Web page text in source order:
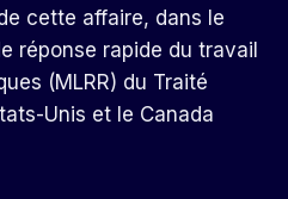
cette affaire, dans le
réponse rapide du travail
(MLRR) du Traité
Unis et le Canada